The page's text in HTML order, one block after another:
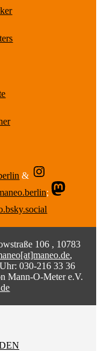
&
;
106 , 10783
,
030-216 33 36
Mann-O-Meter e.V.